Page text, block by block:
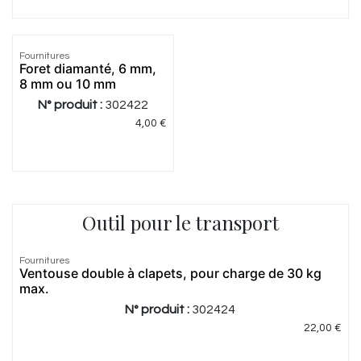
Fournitures
Foret diamanté, 6 mm,
8 mm ou 10 mm
N° produit : 302422
4,00 €
Outil pour le transport
Fournitures
Ventouse double à clapets, pour charge de 30 kg
max.
N° produit : 302424
22,00 €